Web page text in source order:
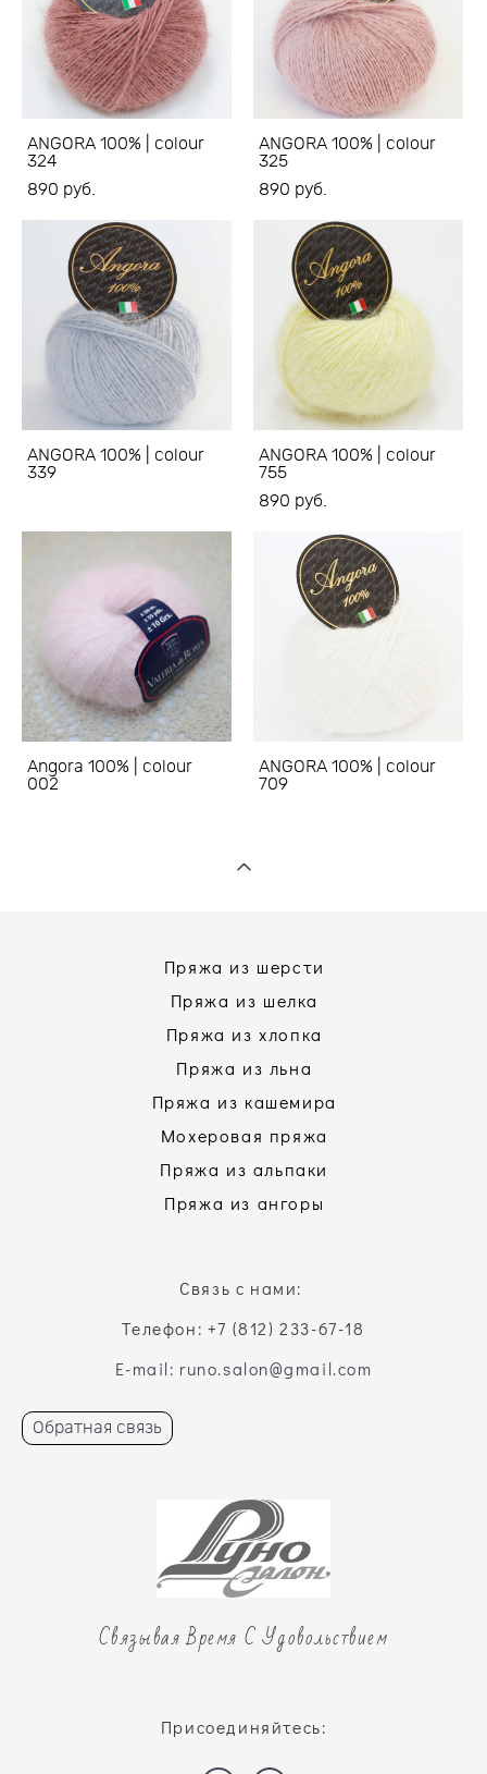
ANGORA 100% | colour
324
890 pуб.
ANGORA 100% | colour
325
890 pуб.
ANGORA 100% | colour
339
ANGORA 100% | colour
755
890 pуб.
Angora 100% | colour
002
ANGORA 100% | colour
709
Пряжа из шерсти
Пряжа из шелка
Пряжа из хлопка
Пряжа из льна
Пряжа из кашемира
Мохеровая пряжа
Пряжа из альпаки
Пряжа из ангоры
Связь с нами:
Телефон: +7 (812) 233-67-18
E-mail: runo.salon@gmail.com
Обратная связь
Связывая Время С Удовольствием
Присоединяйтесь: